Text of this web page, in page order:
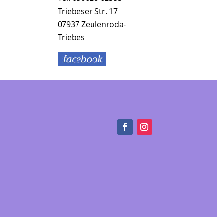
Triebeser Str. 17
07937 Zeulenroda-
Triebes